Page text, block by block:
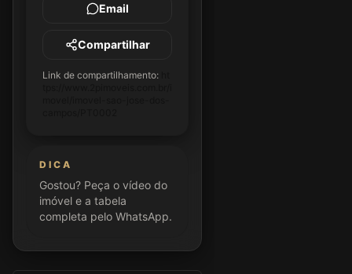
Email
Compartilhar
Link de compartilhamento:
DICA
Gostou? Peça o vídeo do
imóvel e a tabela
completa pelo WhatsApp.